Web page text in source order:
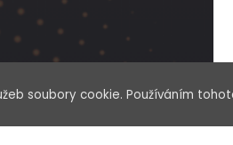
soubory cookie. Používáním